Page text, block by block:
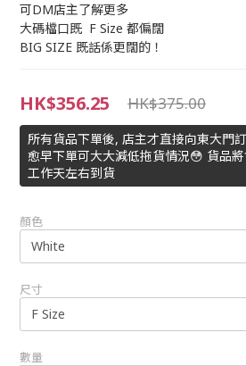
可DM店主了解更多
大碼檔口既  F Size 都偏闊
BIG SIZE 既話係更闊的！
HK$356.25 HK$375.00
所有貨品下單後, 店主才直接向東大門
愈早下單可大大減低拖貨情況😳 貨品
工作天左右到貨
顏色
尺寸
數量